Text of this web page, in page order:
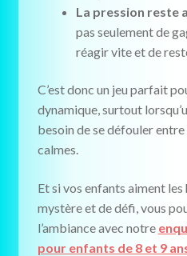
La pression reste
pas seulement de
réagir vite et de
C’est donc un jeu parfait
dynamique, surtout
besoin de se défouler
calmes.
Et si vos enfants aiment
mystère et de défi, vous
l’ambiance avec notre
pour enfants de 8 et 9